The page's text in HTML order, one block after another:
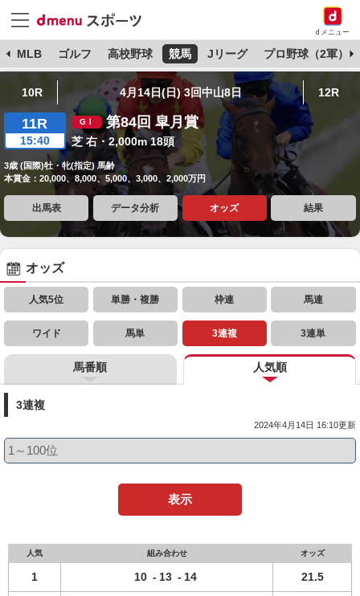
dメニュー
MLB ゴルフ 高校野球 競馬 Jリーグ プロ野球（2軍）
10R 4月14日(日) 3回中山8日 12R
11R
15:40
第84回 皐月賞
芝 右・2,000m 18頭
3歳 (国際)牡・牝(指定) 馬齢
本賞金：20,000、8,000、5,000、3,000、2,000万円
出馬表 データ分析 オッズ 結果
オッズ
人気5位 単勝・複勝 枠連 馬連
ワイド 馬単 3連複 3連単
馬番順 人気順
3連複
2024年4月14日 16:10更新
表示
人気 組み合わせ オッズ
1 10 - 13 - 14 21.5